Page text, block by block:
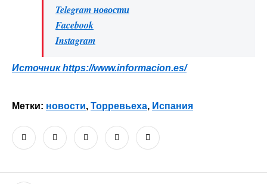
Telegram новости
Facebook
Instagram
Источник https://www.informacion.es/
Метки: новости, Торревьеха, Испания